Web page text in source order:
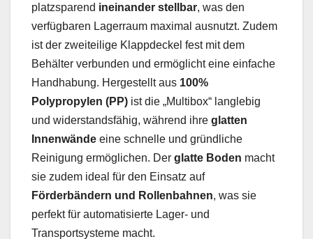
platzsparend ineinander stellbar, was den
verfügbaren Lagerraum maximal ausnutzt. Zudem
ist der zweiteilige Klappdeckel fest mit dem
Behälter verbunden und ermöglicht eine einfache
Handhabung. Hergestellt aus 100%
Polypropylen (PP) ist die „Multibox“ langlebig
und widerstandsfähig, während ihre glatten
Innenwände eine schnelle und gründliche
Reinigung ermöglichen. Der glatte Boden macht
sie zudem ideal für den Einsatz auf
Förderbändern und Rollenbahnen, was sie
perfekt für automatisierte Lager- und
Transportsysteme macht.